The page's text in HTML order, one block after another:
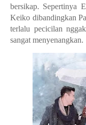
bersikap. Sepertinya
Keiko dibandingkan
terlalu pecicilan
sangat menyenangkan.